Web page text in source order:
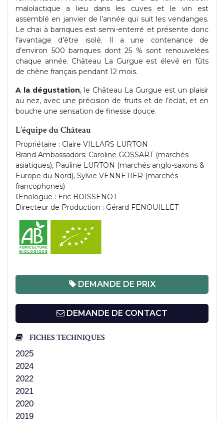
malolactique a lieu dans les cuves et le vin est
assemblé en janvier de l’année qui suit les vendanges.
Le chai à barriques est semi-enterré et présente donc
l’avantage d’être isolé. Il a une contenance de
d’environ 500 barriques dont 25 % sont renouvelées
chaque année. Château La Gurgue est élevé en fûts
de chêne français pendant 12 mois.
A la dégustation, le Château La Gurgue est un plaisir
au nez, avec une précision de fruits et de l’éclat, et en
bouche une sensation de finesse douce.
L’équipe du Château
Propriétaire : Claire VILLARS LURTON
Brand Ambassadors: Caroline GOSSART (marchés
asiatiques), Pauline LURTON (marchés anglo-saxons &
Europe du Nord), Sylvie VENNETIER (marchés
francophones)
Œnologue : Eric BOISSENOT
Directeur de Production : Gérard FENOUILLET
DEMANDE DE PRIX
DEMANDE DE CONTACT
FICHES TECHNIQUES
2025
2024
2022
2021
2020
2019